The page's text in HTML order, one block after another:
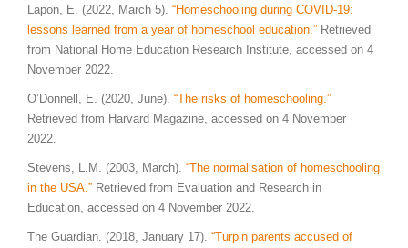
Lapon, E. (2022, March 5). “Homeschooling during COVID-19:
lessons learned from a year of homeschool education.” Retrieved
from National Home Education Research Institute, accessed on 4
November 2022.
O’Donnell, E. (2020, June). “The risks of homeschooling.”
Retrieved from Harvard Magazine, accessed on 4 November
2022.
Stevens, L.M. (2003, March). “The normalisation of homeschooling
in the USA.” Retrieved from Evaluation and Research in
Education, accessed on 4 November 2022.
The Guardian. (2018, January 17). “Turpin parents accused of